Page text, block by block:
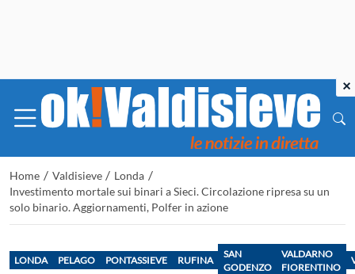
Home / Valdisieve / Londa /
Investimento mortale sui binari a Sieci. Circolazione ripresa su un
solo binario. Aggiornamenti, Polfer in azione
LONDA PELAGO PONTASSIEVE RUFINA
SAN
GODENZO
VALDARNO
FIORENTINO
×